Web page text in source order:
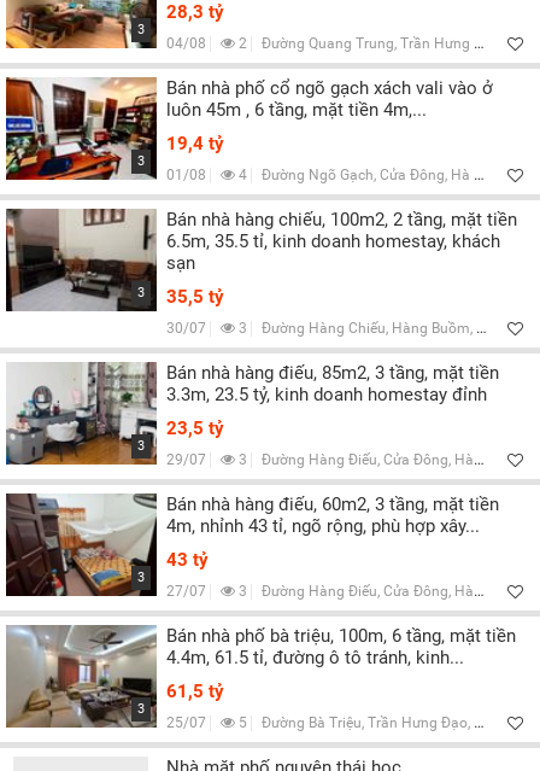
3
28,3 tỷ
04/08 2 Đường Quang Trung, Trần Hưng Đạo, Hà Nội
3
Bán nhà phố cổ ngõ gạch xách vali vào ở
luôn 45m , 6 tầng, mặt tiền 4m,...
19,4 tỷ
01/08 4 Đường Ngõ Gạch, Cửa Đông, Hà Nội
3
Bán nhà hàng chiếu, 100m2, 2 tầng, mặt tiền
6.5m, 35.5 tỉ, kinh doanh homestay, khách
sạn
35,5 tỷ
30/07 3 Đường Hàng Chiếu, Hàng Buồm, Hà Nội
3
Bán nhà hàng điếu, 85m2, 3 tầng, mặt tiền
3.3m, 23.5 tỷ, kinh doanh homestay đỉnh
23,5 tỷ
29/07 3 Đường Hàng Điếu, Cửa Đông, Hà Nội
3
Bán nhà hàng điếu, 60m2, 3 tầng, mặt tiền
4m, nhỉnh 43 tỉ, ngõ rộng, phù hợp xây...
43 tỷ
27/07 3 Đường Hàng Điếu, Cửa Đông, Hà Nội
3
Bán nhà phố bà triệu, 100m, 6 tầng, mặt tiền
4.4m, 61.5 tỉ, đường ô tô tránh, kinh...
61,5 tỷ
25/07 5 Đường Bà Triệu, Trần Hưng Đạo, Hà Nội